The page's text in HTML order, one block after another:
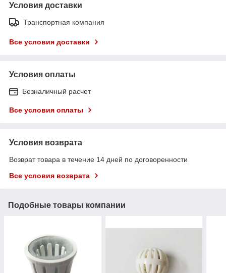
Условия доставки
Транспортная компания
Все условия доставки
Условия оплаты
Безналичный расчет
Все условия оплаты
Условия возврата
Возврат товара в течение 14 дней по договоренности
Все условия возврата
Подобные товары компании